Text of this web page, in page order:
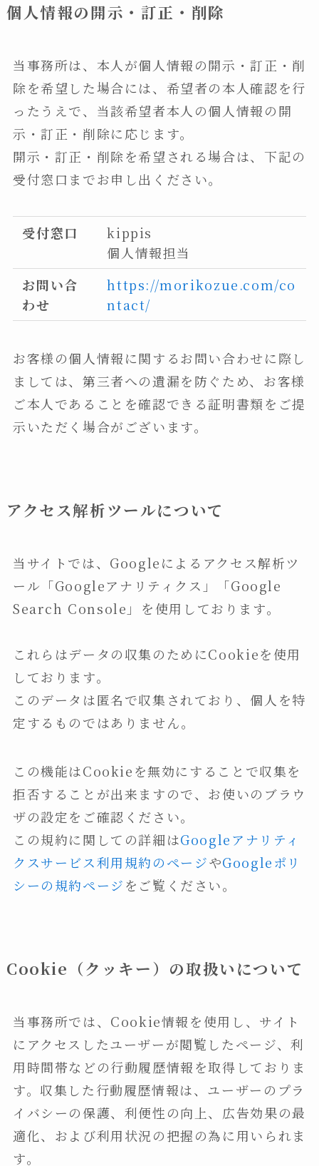
個人情報の開示・訂正・削除
当事務所は、本人が個人情報の開示・訂正・削
除を希望した場合には、希望者の本人確認を行
ったうえで、当該希望者本人の個人情報の開
示・訂正・削除に応じます。
開示・訂正・削除を希望される場合は、下記の
受付窓口までお申し出ください。
受付窓口
kippis
個人情報担当
お問い合
わせ
https://morikozue.com/co
ntact/
お客様の個人情報に関するお問い合わせに際し
ましては、第三者への遺漏を防ぐため、お客様
ご本人であることを確認できる証明書類をご提
示いただく場合がございます。
アクセス解析ツールについて
当サイトでは、Googleによるアクセス解析ツ
ール「Googleアナリティクス」「Google
Search Console」を使用しております。
これらはデータの収集のためにCookieを使用
しております。
このデータは匿名で収集されており、個人を特
定するものではありません。
この機能はCookieを無効にすることで収集を
拒否することが出来ますので、お使いのブラウ
ザの設定をご確認ください。
この規約に関しての詳細はGoogleアナリティ
クスサービス利用規約のページやGoogleポリ
シーの規約ページをご覧ください。
Cookie（クッキー）の取扱いについて
当事務所では、Cookie情報を使用し、サイト
にアクセスしたユーザーが閲覧したページ、利
用時間帯などの行動履歴情報を取得しておりま
す。収集した行動履歴情報は、ユーザーのプラ
イバシーの保護、利便性の向上、広告効果の最
適化、および利用状況の把握の為に用いられま
す。